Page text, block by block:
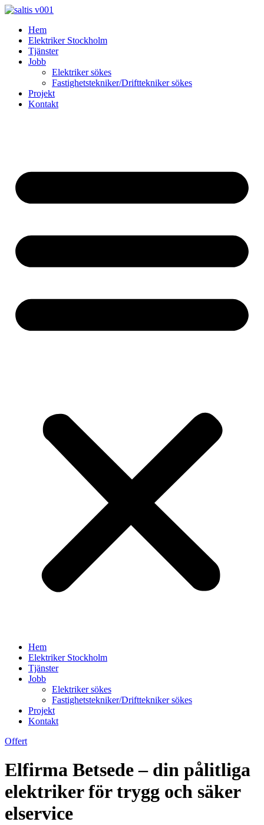
Skip
contentHem
Elektriker Stockholm
Tjänster
Jobb
Elektriker sökes
Fastighetstekniker/Drifttekniker sökes
Projekt
Kontakt
Hem
Elektriker Stockholm
Tjänster
Jobb
Elektriker sökes
Fastighetstekniker/Drifttekniker sökes
Projekt
Kontakt
Offert
Elfirma Betsede – din pålitliga
elektriker för trygg och säker
elservice